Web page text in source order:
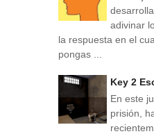
adivinar
la respuesta en el
pongas ...
Key 2
En este
prisión,